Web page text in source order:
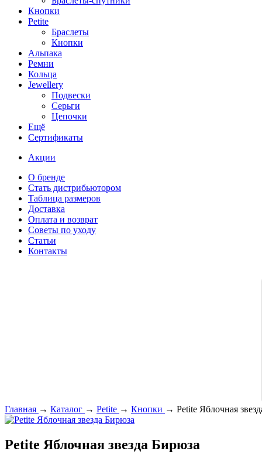
Кнопки
Petite
Браслеты
Кнопки
Альпака
Ремни
Кольца
Jewellery
Подвески
Серьги
Цепочки
Ещё
Сертификаты
Акции
О бренде
Стать дистрибьютором
Таблица размеров
Доставка
Оплата и возврат
Советы по уходу
Статьи
Контакты
Главная → Каталог → Petite → Кнопки → Petite Яблочная
Petite Яблочная звезда Бирюза